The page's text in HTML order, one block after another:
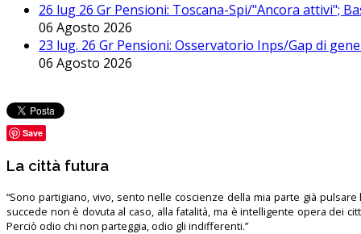
26 lug 26 Gr Pensioni: Toscana-Spi/"Ancora attivi";
06 Agosto 2026
23 lug. 26 Gr Pensioni: Osservatorio Inps/Gap di
06 Agosto 2026
Save
La città futura
“Sono partigiano, vivo, sento nelle coscienze della mia parte già pulsare
succede non è dovuta al caso, alla fatalità, ma è intelligente opera dei
Perciò odio chi non parteggia, odio gli indifferenti.”